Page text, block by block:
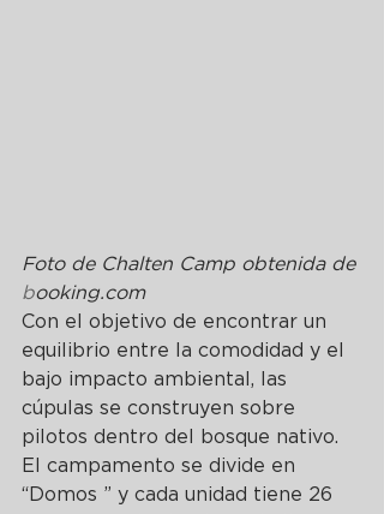
Foto de Chalten Camp obtenida de
booking.com
Con el objetivo de encontrar un
equilibrio entre la comodidad y el
bajo impacto ambiental, las
cúpulas se construyen sobre
pilotos dentro del bosque nativo.
El campamento se divide en
“Domos ” y cada unidad tiene 26